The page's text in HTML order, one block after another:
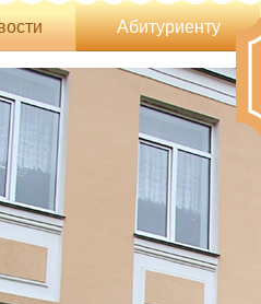
Абитуриенту